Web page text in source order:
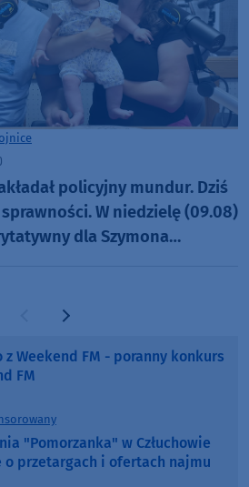
policyjny mundur. Dziś
W niedzielę (09.08)
dla Szymona
Poprzednia strona
Następna strona
z Weekend FM - poranny konkurs
FM
"Pomorzanka" w Człuchowie
przetargach i ofertach najmu